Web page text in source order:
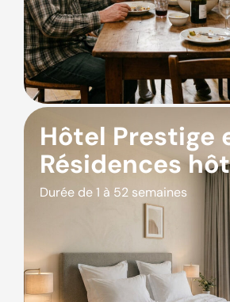
Hôtel Prestige
Résidences
Durée de 1 à 52 semaines